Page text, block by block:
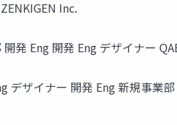
Inc.
Eng 開発 Eng デザイナー
ザイナー 開発 Eng 新規事業